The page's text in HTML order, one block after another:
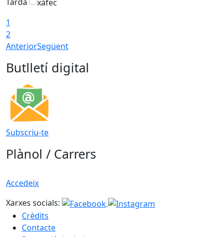
1
2
AnteriorSegüent
Butlletí digital
Subscriu-te
Plànol / Carrers
Accedeix
Xarxes socials:
Crèdits
Contacte